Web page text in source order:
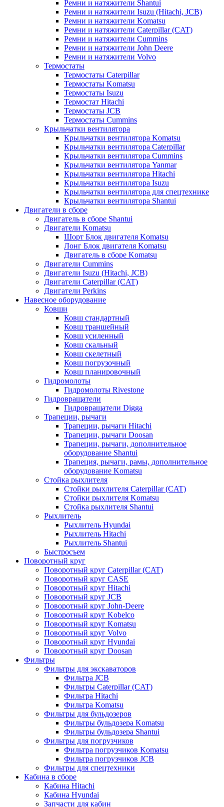
Ремни и натяжители Shantui
Ремни и натяжители Isuzu (Hitachi, JCB)
Ремни и натяжители Komatsu
Ремни и натяжители Caterpillar (CAT)
Ремни и натяжители Cummins
Ремни и натяжители John Deere
Ремни и натяжители Volvo
Термостаты
Термостаты Caterpillar
Термостаты Komatsu
Термостаты Isuzu
Термостат Hitachi
Термостаты JCB
Термостаты Cummins
Крыльчатки вентилятора
Крыльчатки вентилятора Komatsu
Крыльчатки вентилятора Caterpillar
Крыльчатки вентилятора Cummins
Крыльчатки вентилятора Yanmar
Крыльчатки вентилятора Hitachi
Крыльчатки вентилятора Isuzu
Крыльчатки вентилятора для спецтехнике
Крыльчатки вентилятора Shantui
Двигатели в сборе
Двигатель в сборе Shantui
Двигатели Komatsu
Шорт Блок двигателя Komatsu
Лонг Блок двигателя Komatsu
Двигатель в сборе Komatsu
Двигатели Cummins
Двигатели Isuzu (Hitachi, JCB)
Двигатели Caterpillar (CAT)
Двигатели Perkins
Навесное оборудование
Ковши
Ковш стандартный
Ковш траншейный
Ковш усиленный
Ковш скальный
Ковш скелетный
Ковш погрузочный
Ковш планировочный
Гидромолоты
Гидромолоты Rivestone
Гидровращатели
Гидровращатели Digga
Трапеции, рычаги
Трапеции, рычаги Hitachi
Трапеции, рычаги Doosan
Трапеции, рычаги, дополнительное
оборудование Shantui
Трапеция, рычаги, рамы, дополнительное
оборудование Komatsu
Стойка рыхлителя
Стойки рыхлителя Caterpillar (CAT)
Стойки рыхлителя Komatsu
Стойка рыхлителя Shantui
Рыхлитель
Рыхлитель Hyundai
Рыхлитель Hitachi
Рыхлитель Shantui
Быстросъем
Поворотный круг
Поворотный круг Caterpillar (CAT)
Поворотный круг CASE
Поворотный круг Hitachi
Поворотный круг JCB
Поворотный круг John-Deere
Поворотный круг Kobelco
Поворотный круг Komatsu
Поворотный круг Volvo
Поворотный круг Hyundai
Поворотный круг Doosan
Фильтры
Фильтры для экскаваторов
Фильтра JCB
Фильтры Caterpillar (CAT)
Фильтра Hitachi
Фильтра Komatsu
Фильтры для бульдозеров
Фильтры бульдозера Komatsu
Фильтры бульдозера Shantui
Фильтры для погрузчиков
Фильтра погрузчиков Komatsu
Фильтра погрузчиков JCB
Фильтры для спецтехники
Кабина в сборе
Кабина Hitachi
Кабина Hyundai
Запчасти для кабин